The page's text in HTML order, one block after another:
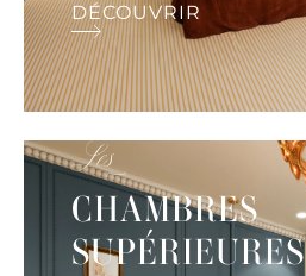
DÉCOUVRIR
Les
CHAMBRES
SUPÉRIEURES